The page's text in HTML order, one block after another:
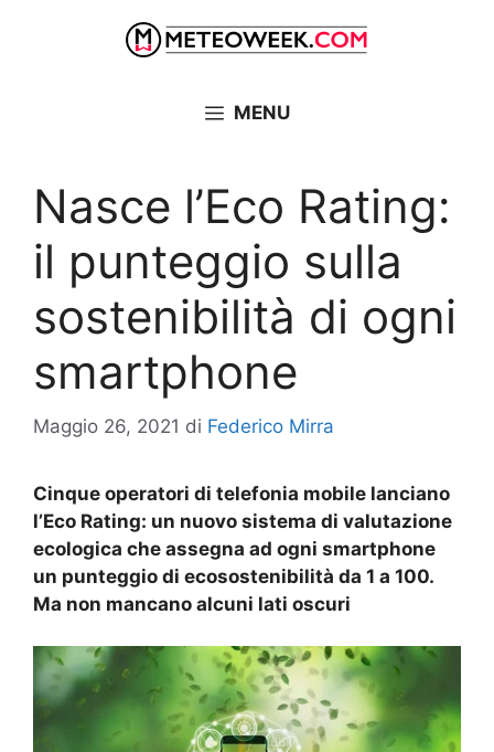
MENU
Nasce l’Eco Rating:
il punteggio sulla
sostenibilità di ogni
smartphone
Maggio 26, 2021 di Federico Mirra
Cinque operatori di telefonia mobile lanciano
l’Eco Rating: un nuovo sistema di valutazione
ecologica che assegna ad ogni smartphone
un punteggio di ecosostenibilità da 1 a 100.
Ma non mancano alcuni lati oscuri